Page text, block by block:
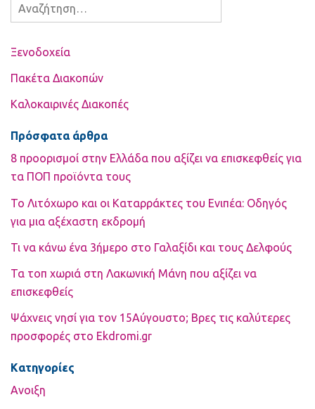
Αναζήτηση
για:
Ξενοδοχεία
Πακέτα Διακοπών
Καλοκαιρινές Διακοπές
Πρόσφατα άρθρα
8 προορισμοί στην Ελλάδα που αξίζει να επισκεφθείς για
τα ΠΟΠ προϊόντα τους
Το Λιτόχωρο και οι Καταρράκτες του Ενιπέα: Οδηγός
για μια αξέχαστη εκδρομή
Τι να κάνω ένα 3ήμερο στο Γαλαξίδι και τους Δελφούς
Τα τοπ χωριά στη Λακωνική Μάνη που αξίζει να
επισκεφθείς
Ψάχνεις νησί για τον 15Αύγουστο; Βρες τις καλύτερες
προσφορές στο Ekdromi.gr
Kατηγορίες
Ανοιξη